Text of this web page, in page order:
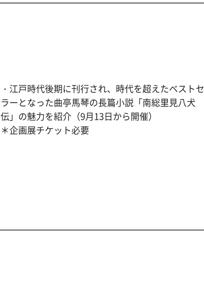
・江戸時代後期に刊行され、時代を超えたベストセ
ラーとなった曲亭馬琴の長篇小説「南総里見八犬
伝」の魅力を紹介（9月13日から開催）
＊企画展チケット必要